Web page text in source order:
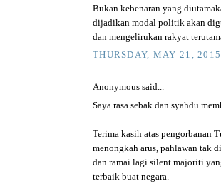
Bukan kebenaran yang
dijadikan modal politik akan
dan mengelirukan rakyat
THURSDAY, MAY 21,
Anonymous said...
Saya rasa sebak dan syahdu
Terima kasih atas pengorbanan
menongkah arus, pahlawan tak
dan ramai lagi silent majoriti
terbaik buat negara.